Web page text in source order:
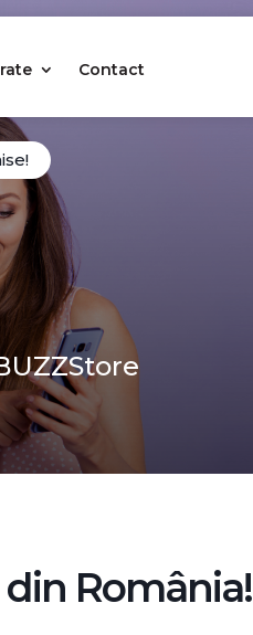
Contact
România!